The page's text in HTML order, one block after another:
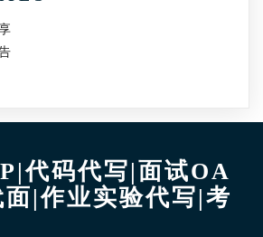
代码代写|面试OA
|作业实验代写|考